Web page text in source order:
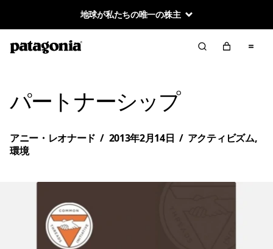
地球が私たちの唯一の株主
パートナーシップ
アニー・レオナード / 2013年2月14日 / アクティビズム,
環境